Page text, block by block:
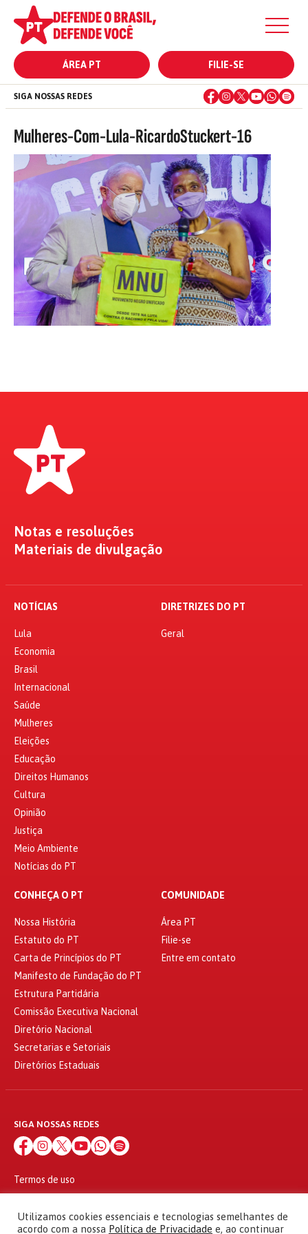
ÁREA PT FILIE-SE
SIGA NOSSAS REDES
Mulheres-Com-Lula-RicardoStuckert-16
Notas e resoluções
Materiais de divulgação
NOTÍCIAS
Lula
Economia
Brasil
Internacional
Saúde
Mulheres
Eleições
Educação
Direitos Humanos
Cultura
Opinião
Justiça
Meio Ambiente
Notícias do PT
DIRETRIZES DO PT
Geral
CONHEÇA O PT
Nossa História
Estatuto do PT
Carta de Princípios do PT
Manifesto de Fundação do PT
Estrutura Partidária
Comissão Executiva Nacional
Diretório Nacional
Secretarias e Setoriais
Diretórios Estaduais
COMUNIDADE
Área PT
Filie-se
Entre em contato
SIGA NOSSAS REDES
Termos de uso
© 2010 - 2026
Partido dos Trabalhadores Todos os direitos reservados
Utilizamos cookies essenciais e tecnologias semelhantes de
acordo com a nossa Política de Privacidade e, ao continuar